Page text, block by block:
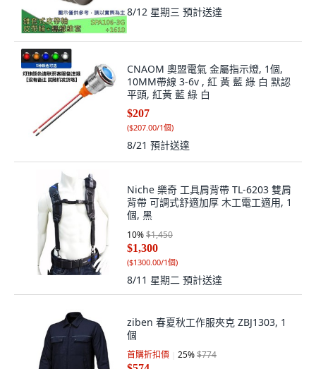
8/12 星期三 預計送達
CNAOM 奧盟電氣 金屬指示燈, 1個,
10MM帶線 3-6v , 紅 黃 藍 綠 白 默認
平頭, 紅黃 藍 綠 白
$207
($207.00/1個)
8/21 預計送達
Niche 樂奇 工具肩背帶 TL-6203 雙肩
背帶 可調式舒適加厚 木工電工適用, 1
個, 黑
10%$1,450
$1,300
($1300.00/1個)
8/11 星期二 預計送達
ziben 春夏秋工作服夾克 ZBJ1303, 1
個
首購折扣價 25%$774